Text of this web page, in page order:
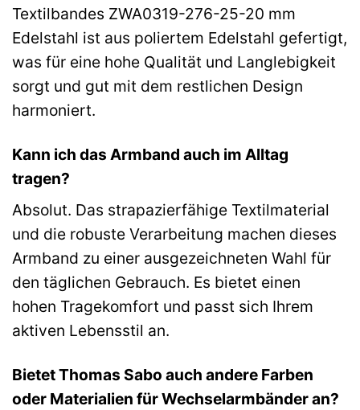
Textilbandes ZWA0319-276-25-20 mm
Edelstahl ist aus poliertem Edelstahl gefertigt,
was für eine hohe Qualität und Langlebigkeit
sorgt und gut mit dem restlichen Design
harmoniert.
Kann ich das Armband auch im Alltag
tragen?
Absolut. Das strapazierfähige Textilmaterial
und die robuste Verarbeitung machen dieses
Armband zu einer ausgezeichneten Wahl für
den täglichen Gebrauch. Es bietet einen
hohen Tragekomfort und passt sich Ihrem
aktiven Lebensstil an.
Bietet Thomas Sabo auch andere Farben
oder Materialien für Wechselarmbänder an?